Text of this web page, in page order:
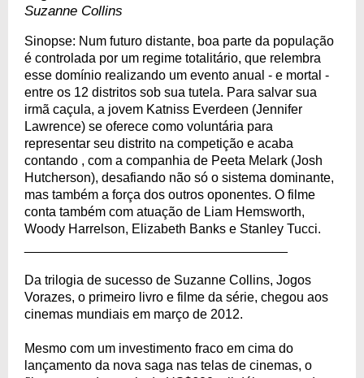
Suzanne Collins
Sinopse: Num futuro distante, boa parte da população
é controlada por um regime totalitário, que relembra
esse domínio realizando um evento anual - e mortal -
entre os 12 distritos sob sua tutela. Para salvar sua
irmã caçula, a jovem Katniss Everdeen (Jennifer
Lawrence) se oferece como voluntária para
representar seu distrito na competição e acaba
contando , com a companhia de Peeta Melark (Josh
Hutcherson), desafiando não só o sistema dominante,
mas também a força dos outros oponentes. O filme
conta também com atuação de Liam Hemsworth,
Woody Harrelson, Elizabeth Banks e Stanley Tucci.
Da trilogia de sucesso de Suzanne Collins, Jogos
Vorazes, o primeiro livro e filme da série, chegou aos
cinemas mundiais em março de 2012.
Mesmo com um investimento fraco em cima do
lançamento da nova saga nas telas de cinemas, o